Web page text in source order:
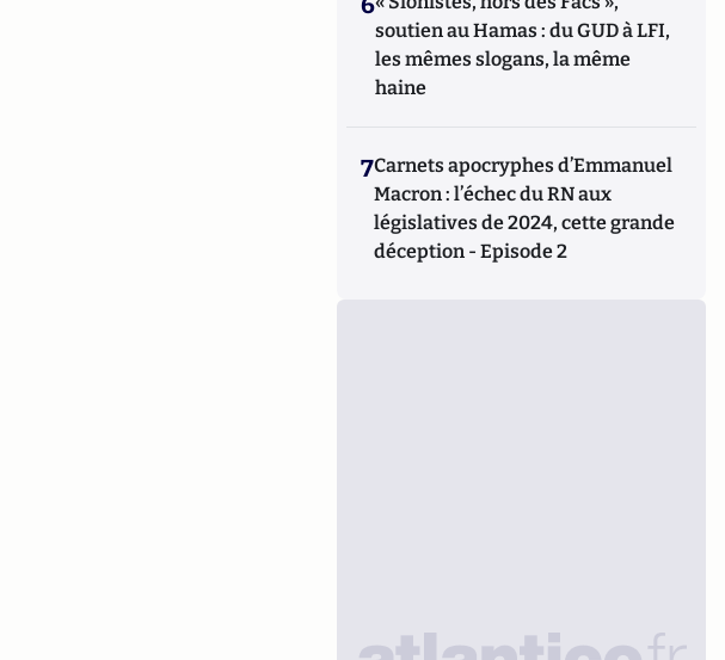
soutien au Hamas : du GUD à LFI,
les mêmes slogans, la même
haine
7Carnets apocryphes d’Emmanuel
Macron : l’échec du RN aux
législatives de 2024, cette grande
déception - Episode 2